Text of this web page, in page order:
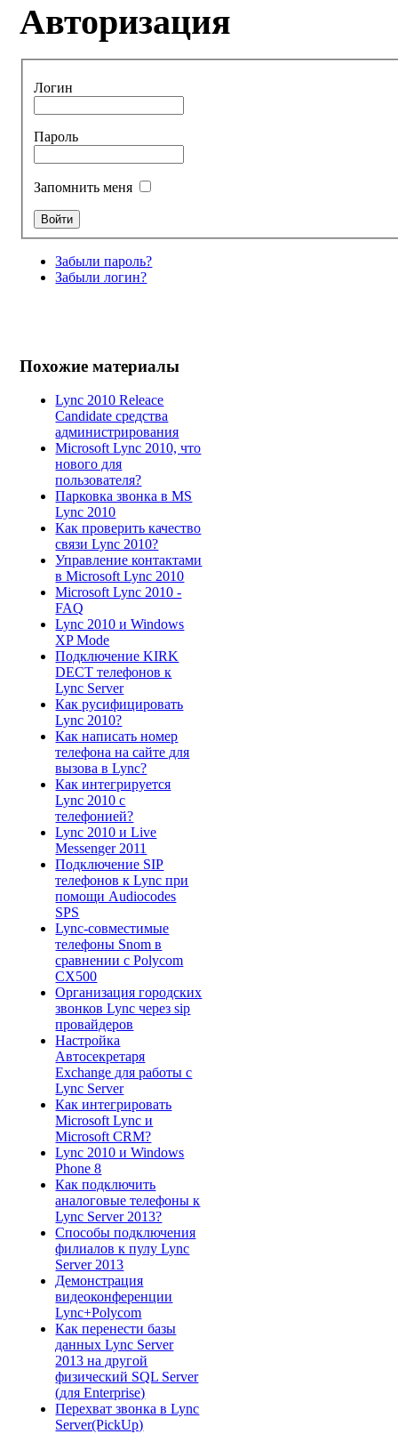
Авторизация
Логин
Пароль
Запомнить меня
Забыли пароль?
Забыли логин?
Похожие материалы
Lync 2010 Releace
Candidate средства
администрирования
Microsoft Lync 2010, что
нового для
пользователя?
Парковка звонка в MS
Lync 2010
Как проверить качество
связи Lync 2010?
Управление контактами
в Microsoft Lync 2010
Microsoft Lync 2010 -
FAQ
Lync 2010 и Windows
XP Mode
Подключение KIRK
DECT телефонов к
Lync Server
Как русифицировать
Lync 2010?
Как написать номер
телефона на сайте для
вызова в Lync?
Как интегрируется
Lync 2010 с
телефонией?
Lync 2010 и Live
Messenger 2011
Подключение SIP
телефонов к Lync при
помощи Audiocodes
SPS
Lync-совместимые
телефоны Snom в
сравнении с Polycom
CX500
Организация городских
звонков Lync через sip
провайдеров
Настройка
Автосекретаря
Exchange для работы с
Lync Server
Как интегрировать
Microsoft Lync и
Microsoft CRM?
Lync 2010 и Windows
Phone 8
Как подключить
аналоговые телефоны к
Lync Server 2013?
Способы подключения
филиалов к пулу Lync
Server 2013
Демонстрация
видеоконференции
Lync+Polycom
Как перенести базы
данных Lync Server
2013 на другой
физический SQL Server
(для Enterprise)
Перехват звонка в Lync
Server(PickUp)